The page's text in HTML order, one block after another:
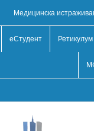
Медицинска
еСтудент Ретикулум